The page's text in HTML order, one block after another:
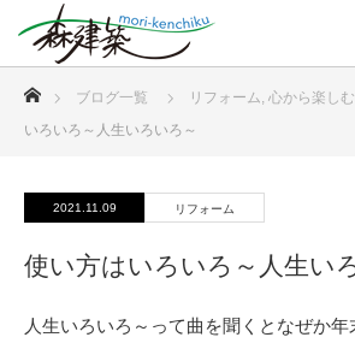
ブログ一覧 リフォーム, 心から楽し
いろいろ～人生いろいろ～
2021.11.09 リフォーム
使い方はいろいろ～人生い
人生いろいろ～って曲を聞くとなぜか